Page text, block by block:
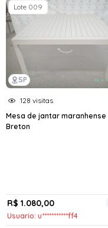
SP
Lote 009
128 visitas
Mesa de jantar maranhense
Breton
R$ 1.080,00
Usuario: u***********ff4